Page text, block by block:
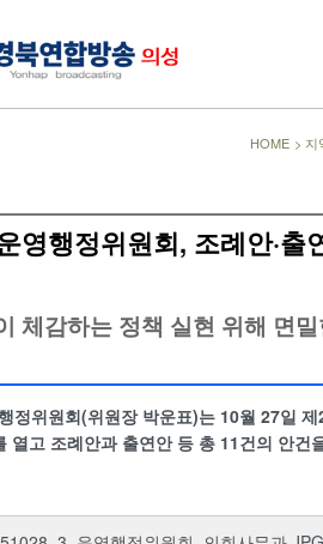
HOME > 지
영행정위원회, 조례안·출
체감하는 정책 실현 위해 면
정위원회(위원장 박운표)는 10월 27일
열고 조례안과 출연안 등 총 11건의 안건